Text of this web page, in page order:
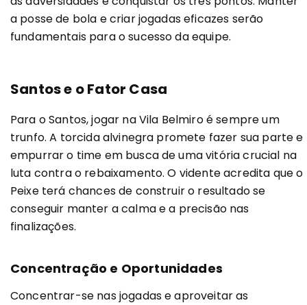
a posse de bola e criar jogadas eficazes serão
fundamentais para o sucesso da equipe.
Santos e o Fator Casa
Para o Santos, jogar na Vila Belmiro é sempre um
trunfo. A torcida alvinegra promete fazer sua parte e
empurrar o time em busca de uma vitória crucial na
luta contra o rebaixamento. O vidente acredita que o
Peixe terá chances de construir o resultado se
conseguir manter a calma e a precisão nas
finalizações.
Concentração e Oportunidades
Concentrar-se nas jogadas e aproveitar as